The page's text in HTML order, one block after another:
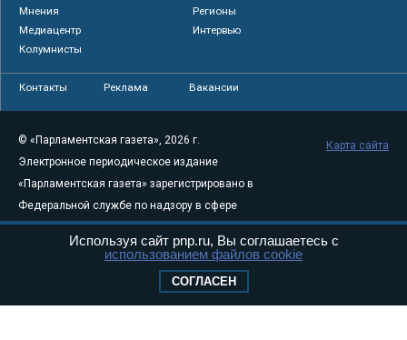
Мнения
Регионы
Медиацентр
Интервью
Колумнисты
Контакты Реклама Вакансии
© «Парламентская газета», 2026 г.
Электронное периодическое издание
«Парламентская газета» зарегистрировано в
Федеральной службе по надзору в сфере
связи, информационных технологий и
массовых коммуникаций (Роскомнадзор) 05
Свидетельство о регистрации Эл № ФС77-
Карта сайта
Используя сайт pnp.ru, Вы соглашаетесь с
использованием файлов cookie
СОГЛАСЕН